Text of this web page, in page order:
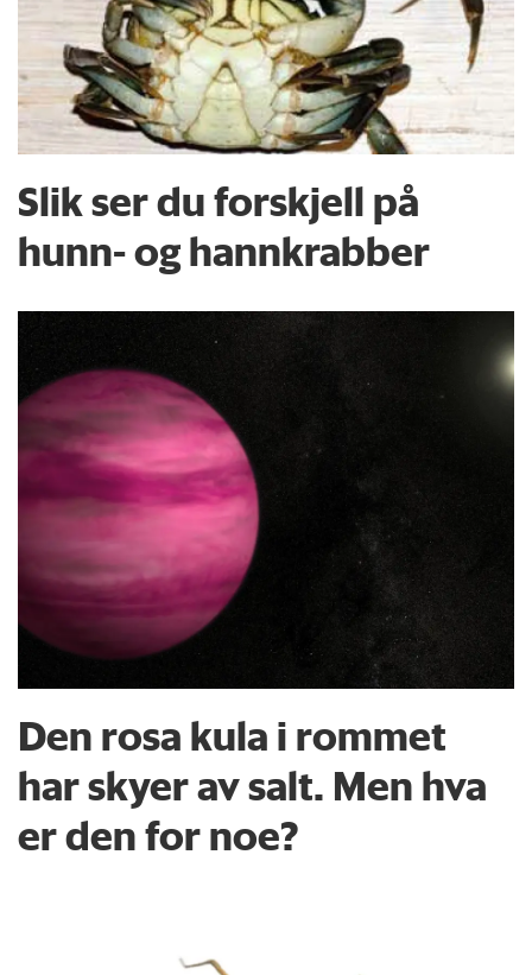
Slik ser du forskjell på
hunn- og hannkrabber
Den rosa kula i rommet
har skyer av salt. Men hva
er den for noe?